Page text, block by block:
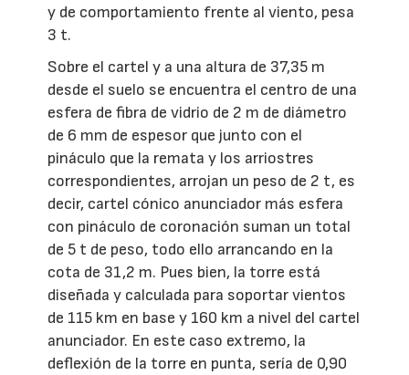
y de comportamiento frente al viento, pesa
3 t.
Sobre el cartel y a una altura de 37,35 m
desde el suelo se encuentra el centro de una
esfera de fibra de vidrio de 2 m de diámetro
de 6 mm de espesor que junto con el
pináculo que la remata y los arriostres
correspondientes, arrojan un peso de 2 t, es
decir, cartel cónico anunciador más esfera
con pináculo de coronación suman un total
de 5 t de peso, todo ello arrancando en la
cota de 31,2 m. Pues bien, la torre está
diseñada y calculada para soportar vientos
de 115 km en base y 160 km a nivel del cartel
anunciador. En este caso extremo, la
deflexión de la torre en punta, sería de 0,90